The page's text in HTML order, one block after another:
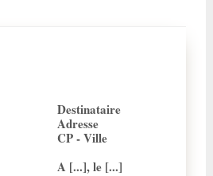
Destinataire
Adresse
CP - Ville
A [...], le [...]